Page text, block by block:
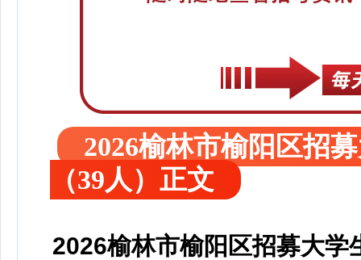
2026榆林市榆阳区招
（39人）正文
2026榆林市榆阳区招募大学